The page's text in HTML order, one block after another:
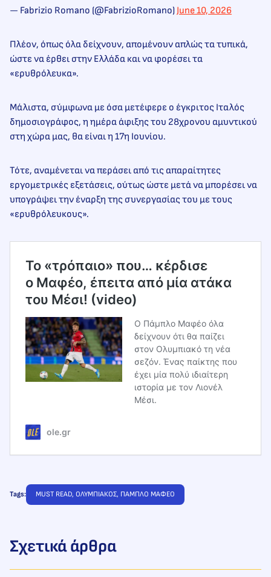
— Fabrizio Romano (@FabrizioRomano)June 10, 2026
Πλέον, όπως όλα δείχνουν, απομένουν απλώς τα τυπικά,
ώστε να έρθει στην Ελλάδα και να φορέσει τα
«ερυθρόλευκα».
Μάλιστα, σύμφωνα με όσα μετέφερε ο έγκριτος Ιταλός
δημοσιογράφος, η ημέρα άφιξης του 28χρονου αμυντικού
στη χώρα μας, θα είναι η 17η Ιουνίου.
Τότε, αναμένεται να περάσει από τις απαραίτητες
εργομετρικές εξετάσεις, ούτως ώστε μετά να μπορέσει να
υπογράψει την έναρξη της συνεργασίας του με τους
«ερυθρόλευκους».
To «τρόπαιο» που… κέρδισε
ο Μαφέο, έπειτα από μία ατάκα
του Μέσι! (video)
Ο Πάμπλο Μαφέο όλα
δείχνουν ότι θα παίζει
στον Ολυμπιακό τη νέα
σεζόν. Ένας παίκτης που
έχει μία πολύ ιδιαίτερη
ιστορία με τον Λιονέλ
Μέσι.
ole.gr
Tags: MUST READ, ΟΛΥΜΠΙΑΚΟΣ, ΠΑΜΠΛΟ ΜΑΦΕΟ
Σχετικά άρθρα